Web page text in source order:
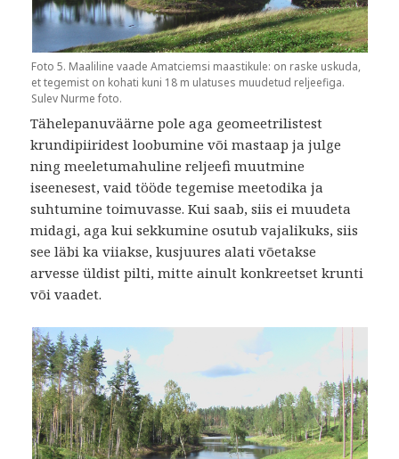
Foto 5. Maaliline vaade Amatciemsi maastikule: on raske uskuda,
et tegemist on kohati kuni 18 m ulatuses muudetud reljeefiga.
Sulev Nurme foto.
Tähelepanuväärne pole aga geomeetrilistest
krundipiiridest loobumine või mastaap ja julge
ning meeletumahuline reljeefi muutmine
iseenesest, vaid tööde tegemise meetodika ja
suhtumine toimuvasse. Kui saab, siis ei muudeta
midagi, aga kui sekkumine osutub vajalikuks, siis
see läbi ka viiakse, kusjuures alati võetakse
arvesse üldist pilti, mitte ainult konkreetset krunti
või vaadet.